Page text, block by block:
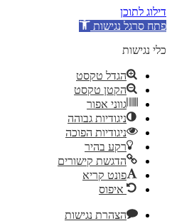
דילוג לתוכן
פתח סרגל נגישות
כלי נגישות
הגדל טקסט
הקטן טקסט
גווני אפור
ניגודיות גבוהה
ניגודיות הפוכה
רקע בהיר
הדגשת קישורים
פונט קריא
איפוס
הצהרת נגישות